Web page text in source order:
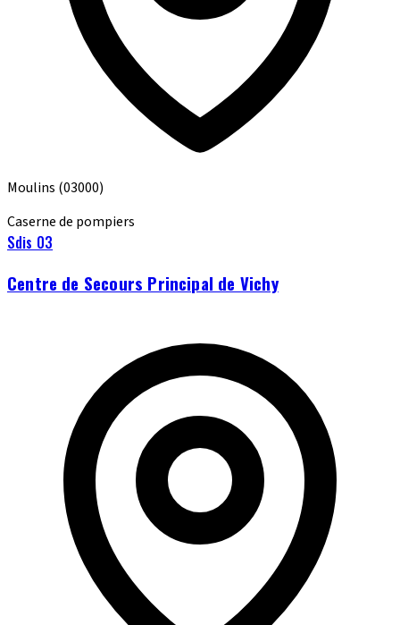
Moulins (03000)
Caserne de pompiers
Sdis 03
Centre de Secours Principal de Vichy